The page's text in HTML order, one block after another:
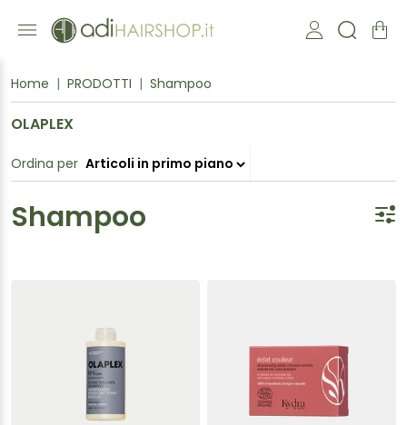
Home PRODOTTI Shampoo
OLAPLEX
Ordina per
Shampoo